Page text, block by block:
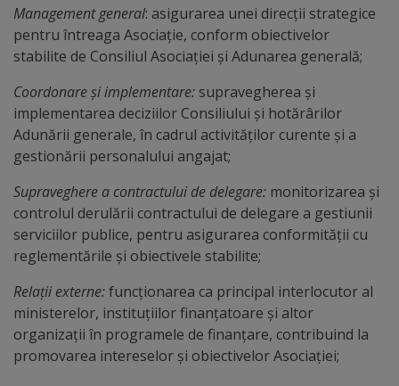
turistice
(harta
sculpturilor)
Monumente
arhitecturale
Personalități
marcante
Sportivi
Management general: asigurarea unei direcții strategice
pentru întreaga Asociație, conform obiectivelor
stabilite de Consiliul Asociației și Adunarea generală;
Coordonare și implementare: supravegherea și
implementarea deciziilor Consiliului și hotărârilor
Adunării generale, în cadrul activităților curente și a
gestionării personalului angajat;
Supraveghere a contractului de delegare: monitorizarea și
controlul derulării contractului de delegare a gestiunii
serviciilor publice, pentru asigurarea conformității cu
reglementările și obiectivele stabilite;
Relații externe:funcționarea ca principal interlocutor al
ministerelor, instituțiilor finanțatoare și altor
organizații în programele de finanțare, contribuind la
promovarea intereselor și obiectivelor Asociației;